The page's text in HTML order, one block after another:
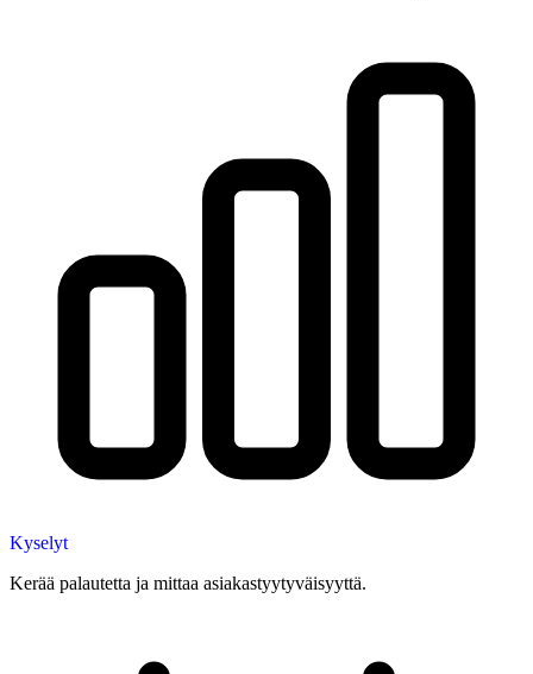
Kyselyt
Kerää palautetta ja mittaa asiakastyytyväisyyttä.